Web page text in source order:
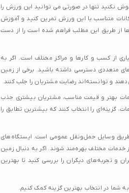
15 خرداد را پیدا نمایید. فراموش نکنید تنها در صورتی می توانید این ورزش را
متناسب با این ورزش تمرین کنید و آموزش
خرداد که دسترسی به آن ها از طریق این مطلب فراهم شده است را از دست
از کسب و کارها و مراکز مختلف است. اگر به
به گزینه‌های متعددی دسترسی داشته باشید. برخی از زمین
ارائه خدمات بهتر و قیمت مناسب، مشتریان بیشتری جذب
گزینه‌ای را انتخاب کنند که بیشترین تطابق را
آسان به آن‌ها از طریق وسایل حمل‌ونقل عمومی است. ایستگاه‌های
خدمات مختلف بهره‌مند شوند. اگر به دنبال زمین
و تجربه‌های دیگران را بررسی کنید تا بهترین